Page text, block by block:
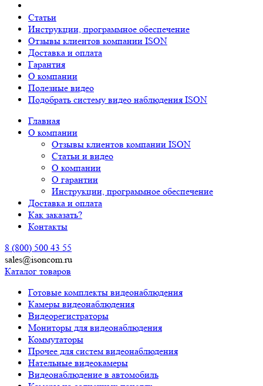
Статьи
Инструкции, программное обеспечение
Отзывы клиентов компании ISON
Доставка и оплата
Гарантия
О компании
Полезные видео
Подобрать систему видео наблюдения ISON
Главная
О компании
Отзывы клиентов компании ISON
Статьи и видео
О компании
О гарантии
Инструкции, программное обеспечение
Доставка и оплата
Как заказать?
Контакты
8 (800) 500 43 55
sales@isoncom.ru
Каталог товаров
Готовые комплекты видеонаблюдения
Камеры видеонаблюдения
Видеорегистраторы
Мониторы для видеонаблюдения
Коммутаторы
Прочее для систем видеонаблюдения
Нательные видеокамеры
Видеонаблюдение в автомобиль